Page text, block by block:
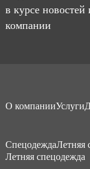
в курсе
компании
О компанииУслуги
CпецодеждаЛетняя
Летняя спецодежда